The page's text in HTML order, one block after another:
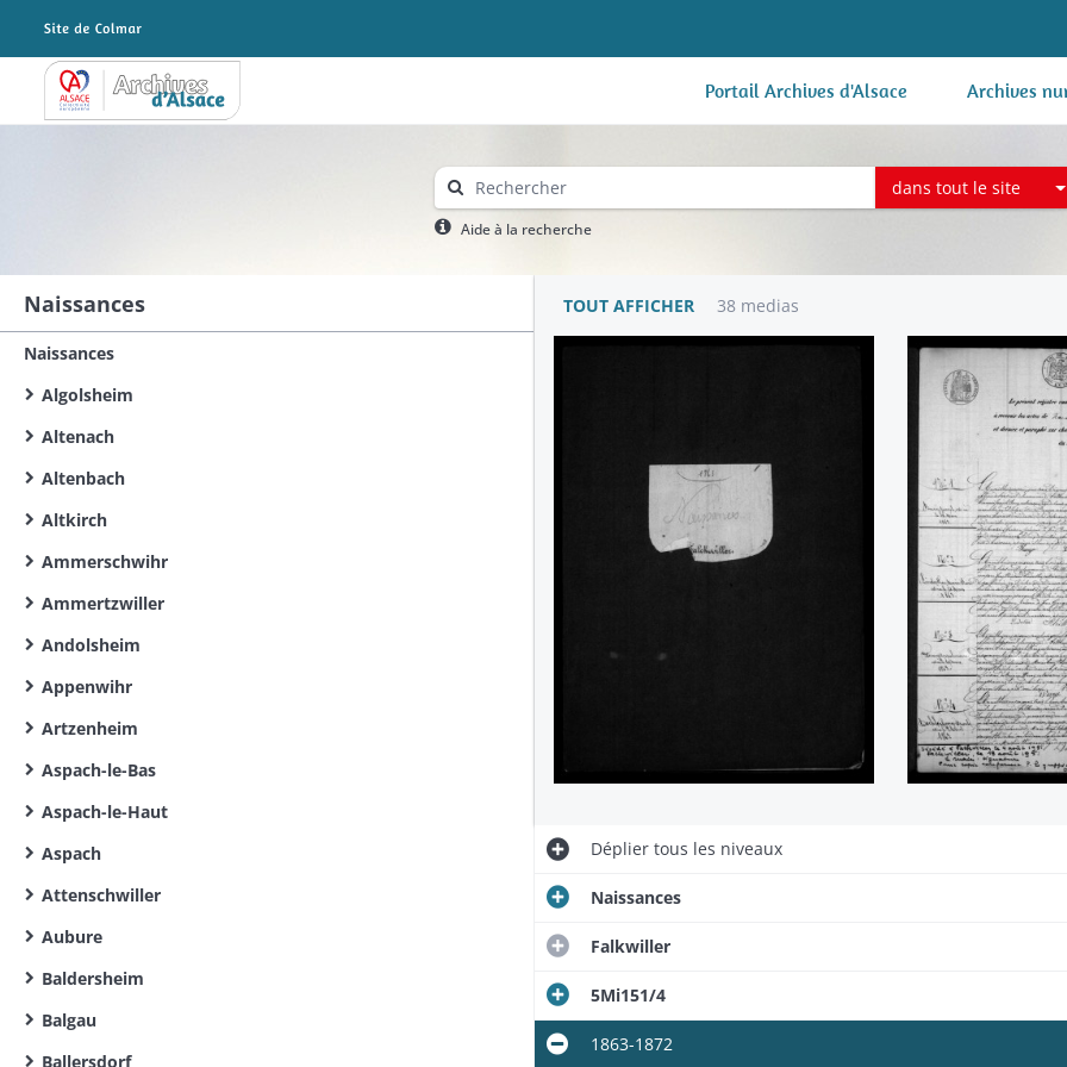
Archives Alsace - Colmar Portail Archives d'Alsace Archives
dans tout le site
Aide à la recherche
Naissances
Naissances
Algolsheim
Altenach
Altenbach
Altkirch
Ammerschwihr
Ammertzwiller
Andolsheim
Appenwihr
Artzenheim
Aspach-le-Bas
Aspach-le-Haut
Aspach
Attenschwiller
Aubure
Baldersheim
Balgau
Ballersdorf
TOUT AFFICHER 38 medias
Dépliertous les niveaux
Naissances
Falkwiller
5Mi151/4
1863-1872